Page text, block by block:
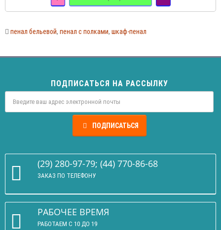
пенал бельевой, пенал с полками, шкаф-пенал
ПОДПИСАТЬСЯ НА РАССЫЛКУ
ПОДПИСАТЬСЯ
(29) 280-97-79; (44) 770-86-68
ЗАКАЗ ПО ТЕЛЕФОНУ
РАБОЧЕЕ ВРЕМЯ
РАБОТАЕМ С 10 ДО 19